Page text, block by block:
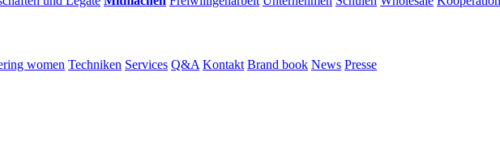
women Techniken Services Q&A Kontakt Brand book News Presse